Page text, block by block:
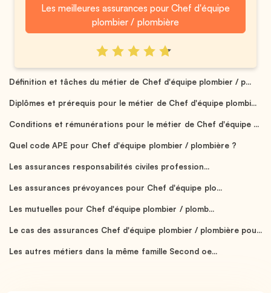
Les meilleures assurances pour Chef d'équipe
plombier / plombière
Définition et tâches du métier de Chef d'équipe plombier / p...
Diplômes et prérequis pour le métier de Chef d'équipe plombi...
Conditions et rémunérations pour le métier de Chef d'équipe ...
Quel code APE pour Chef d'équipe plombier / plombière ?
Les assurances responsabilités civiles profession...
Les assurances prévoyances pour Chef d'équipe plo...
Les mutuelles pour Chef d'équipe plombier / plomb...
Le cas des assurances Chef d'équipe plombier / plombière pou...
Les autres métiers dans la même famille Second oe...